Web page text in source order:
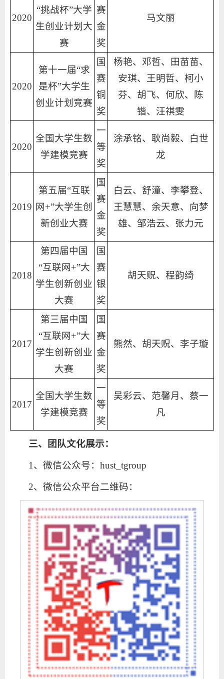
2020
“挑战杯”大学
生创业计划大
赛
赛
金
奖
马文丽
2020
第十一届“求
是杯”大学生
创业计划竞赛
国
赛
铜
奖
杨艳、邓哲、田苗苗、
安琪、王明哲、柯小
芬、胡飞、何欣、陈
锴、汪祺雯
2020
全国大学生数
学建模竞赛
一
等
奖
涂承铭、耿尚毅、白世
龙
2019
第五届“互联
网+”大学生创
新创业大赛
国
赛
金
奖
白云、舒潼、李攀登、
王慧慧、余天意、向梦
雄、邹浩云、张力元
2018
第四届中国
“互联网+”大
学生创新创业
大赛
国
赛
银
奖
胡天贶、程韵绮
2017
第三届中国
“互联网+”大
学生创新创业
大赛
国
赛
金
奖
熊然、胡天贶、李子璇
2017
全国大学生数
学建模竞赛
一
等
奖
吴彩云、范馨月、蔡一
凡
三、团队文化展示：
1、微信公众号：hust_tgroup
2、微信公众平台二维码：